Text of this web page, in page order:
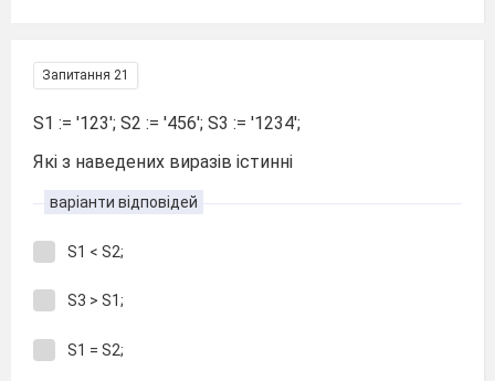
Запитання 21
S1 := '123'; S2 := '456'; S3 := '1234';
Які з наведених виразів істинні
варіанти відповідей
S1 < S2;
S3 > S1;
S1 = S2;